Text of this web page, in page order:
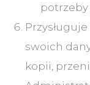
potrzeby
swoich
kopii,